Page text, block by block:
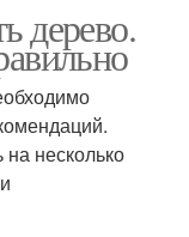
дерево.
несколько